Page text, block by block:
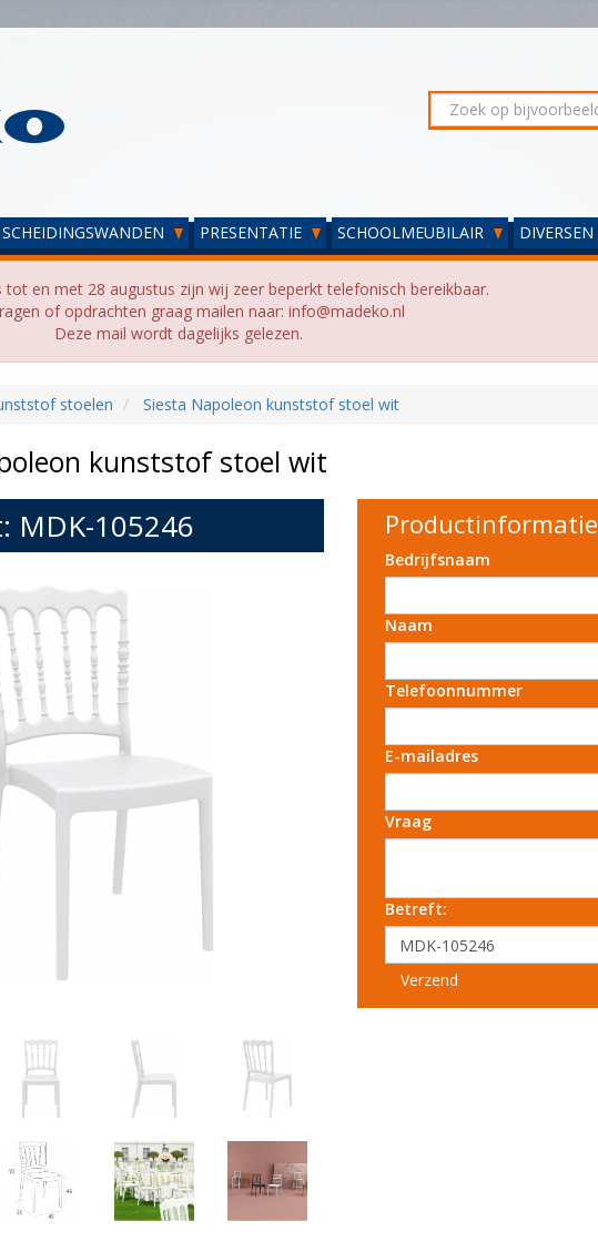
SCHEIDINGSWANDEN PRESENTATIE SCHOOLMEUBILAIR DIVERSEN
tot en met 28 augustus zijn wij zeer beperkt telefonisch bereikbaar.
of opdrachten graag mailen naar: info@madeko.nl
Deze mail wordt dagelijks gelezen.
stoelen Siesta Napoleon kunststof stoel wit
kunststof stoel wit
MDK-105246 Productinformatie
Bedrijfsnaam
Naam
Telefoonnummer
E-mailadres
Vraag
Betreft:
Verzend